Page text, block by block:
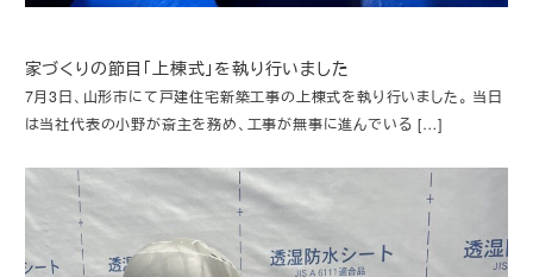
家づくりの節目「上棟式」を執り行いました
7月3日、山形市にて戸建住宅新築工事の上棟式を執り行いました。 当日
は当社代表の小野が斎主を務め、工事が無事に進んでいる […]